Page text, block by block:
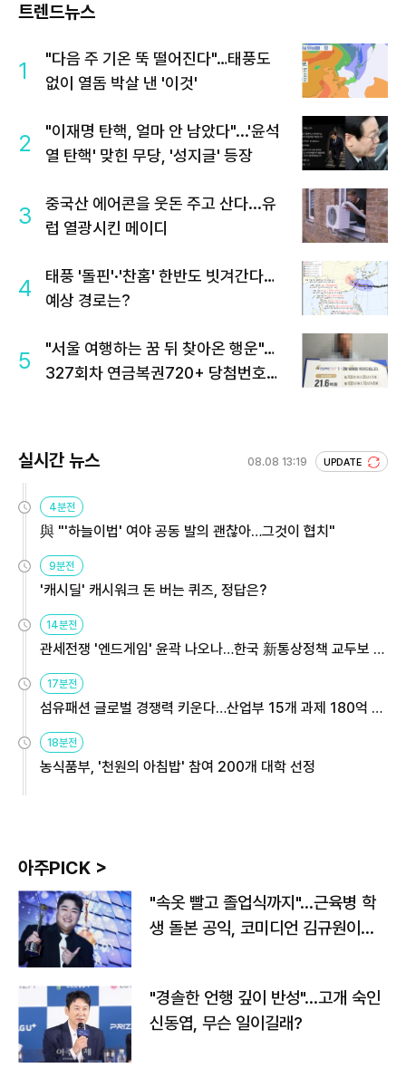
트렌드뉴스
1
"다음 주 기온 뚝 떨어진다"…태풍도
없이 열돔 박살 낸 '이것'
2
"이재명 탄핵, 얼마 안 남았다"...'윤석
열 탄핵' 맞힌 무당, '성지글' 등장
3
중국산 에어콘을 웃돈 주고 산다...유
럽 열광시킨 메이디
4
태풍 '돌핀'·'찬홈' 한반도 빗겨간다…
예상 경로는?
5
"서울 여행하는 꿈 뒤 찾아온 행운"…
327회차 연금복권720+ 당첨번호조
실시간 뉴스 08.08 13:19 UPDATE
4분전
與 "'하늘이법' 여야 공동 발의 괜찮아…그것이 협치"
9분전
'캐시딜' 캐시워크 돈 버는 퀴즈, 정답은?
14분전
관세전쟁 '엔드게임' 윤곽 나오나…한국 新통상정책 교두보 활
용해야
17분전
섬유패션 글로벌 경쟁력 키운다…산업부 15개 과제 180억 지
원
18분전
농식품부, '천원의 아침밥' 참여 200개 대학 선정
아주PICK >
"속옷 빨고 졸업식까지"…근육병 학
생 돌본 공익, 코미디언 김규원이었
"경솔한 언행 깊이 반성"…고개 숙인
신동엽, 무슨 일이길래?